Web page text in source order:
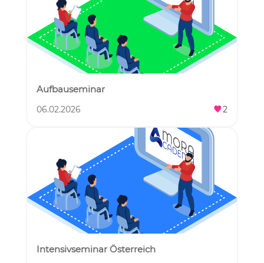
Aufbauseminar
06.02.2026 2
Intensivseminar Österreich